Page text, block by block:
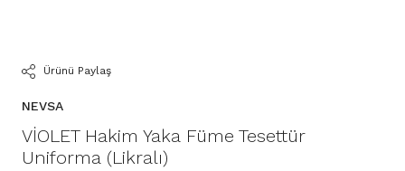
Ürünü Paylaş
NEVSA
VİOLET Hakim Yaka Füme Tesettür
Uniforma (Likralı)